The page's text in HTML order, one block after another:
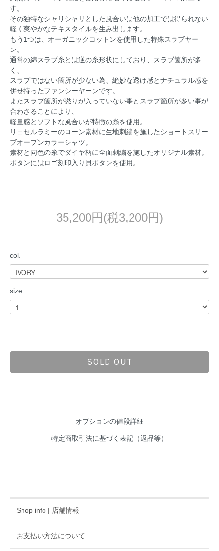
す。
その独特なシャリシャリとした風合いは他の加工では得られない
軽く爽やかなテキスタイルを生み出します。
もう1つは、オーガニックコットンを使用した特殊スラブヤー
ン。
通常の綿スラブ糸とは逆の糸形状にしており、スラブ箇所が多
く、
スラブではない箇所が少ない為、絶妙な透け感とナチュラル感を
併せ持ったファンシーヤーンです。
またスラブ箇所が撚りが入っていない事とスラブ箇所が多い事が
合わさることにより、
軽量感とソフトな風合いが特徴の糸を使用。
リヨセルラミーのローン素材に生地刺繍を施したショートスリー
ブオープンカラーシャツ。
素材と同色の糸でダイヤ柄に全面刺繍を施したオリジナル素材。
ボタンにはロゴ刻印入り貝ボタンを使用。
35,200円(税3,200円)
col.
size
SOLD OUT
オプションの値段詳細
特定商取引法に基づく表記（返品等）
Shop info | 店舗情報
お支払い方法について